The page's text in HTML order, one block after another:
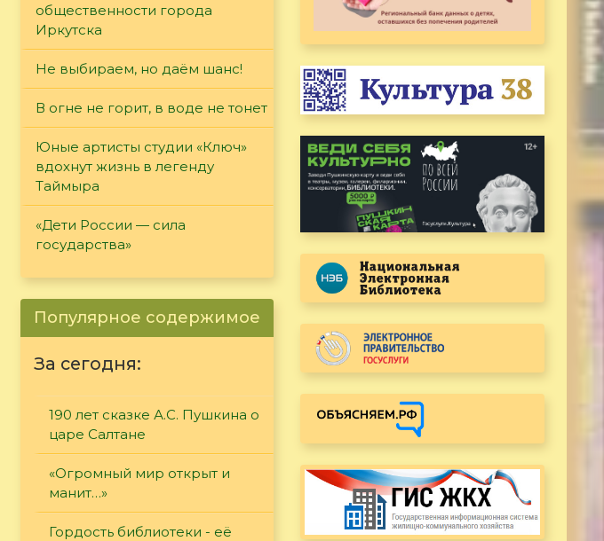
общественности города
Иркутска
Не выбираем, но даём шанс!
В огне не горит, в воде не тонет
Юные артисты студии «Ключ»
вдохнут жизнь в легенду
Таймыра
«Дети России — сила
государства»
Популярное содержимое
За сегодня:
190 лет сказке А.С. Пушкина о
царе Салтане
«Огромный мир открыт и
манит…»
Гордость библиотеки - её